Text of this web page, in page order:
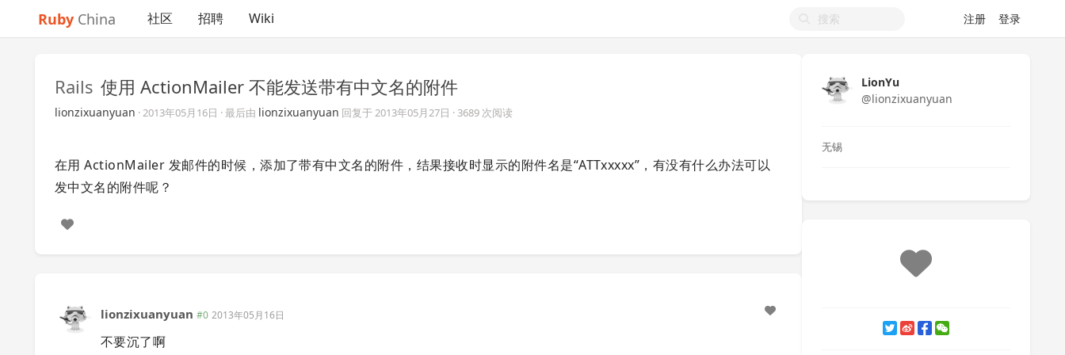
Ruby China 社区 招聘 Wiki 注册 登录
Rails 使用 ActionMailer 不能发送带有中文名的附件
lionzixuanyuan ·2013年05月16日 · 最后由 lionzixuanyuan 回复于2013年05月27日 · 3689 次阅读
在用 ActionMailer 发邮件的时候，添加了带有中文名的附件，结果接收时显示的附件名是“ATTxxxxx”，有没有什么办法可以
发中文名的附件呢？
lionzixuanyuan #0 2013年05月16日
不要沉了啊
LionYu
@lionzixuanyuan
无锡